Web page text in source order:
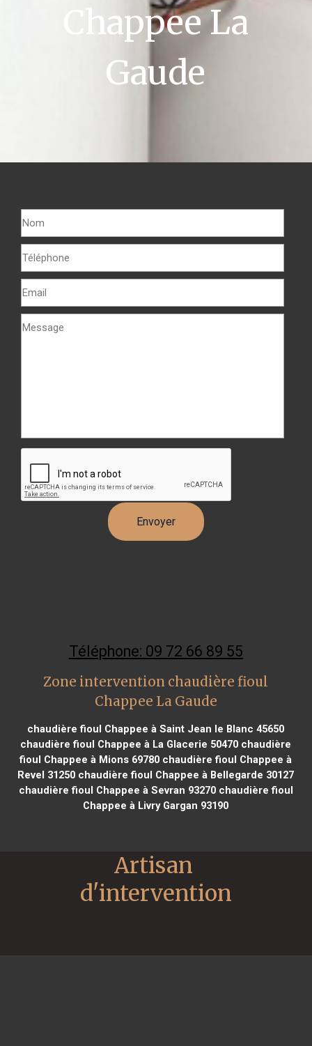
Chappee La
Gaude
Téléphone: 09 72 66 89 55
Zone intervention chaudière fioul
Chappee La Gaude
chaudière fioul Chappee à Saint Jean le Blanc 45650
chaudière fioul Chappee à La Glacerie 50470 chaudière
fioul Chappee à Mions 69780 chaudière fioul Chappee à
Revel 31250 chaudière fioul Chappee à Bellegarde 30127
chaudière fioul Chappee à Sevran 93270chaudière fioul
Chappee à Livry Gargan 93190
Artisan
d'intervention